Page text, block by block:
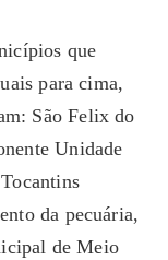
que
para cima,
São Felix do
Unidade
da pecuária,
de Meio